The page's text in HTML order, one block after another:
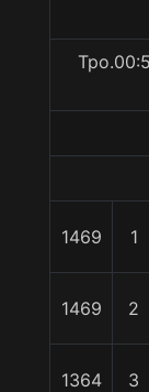
1469 1
1469 2
1364 3